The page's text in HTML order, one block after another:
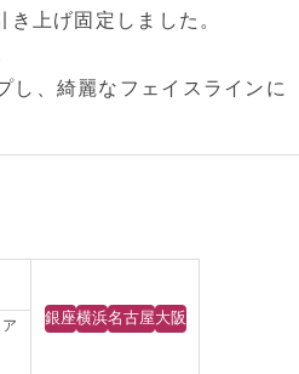
上げ固定しました。
し、綺麗なフェイスラインに
銀座横浜名古屋大阪